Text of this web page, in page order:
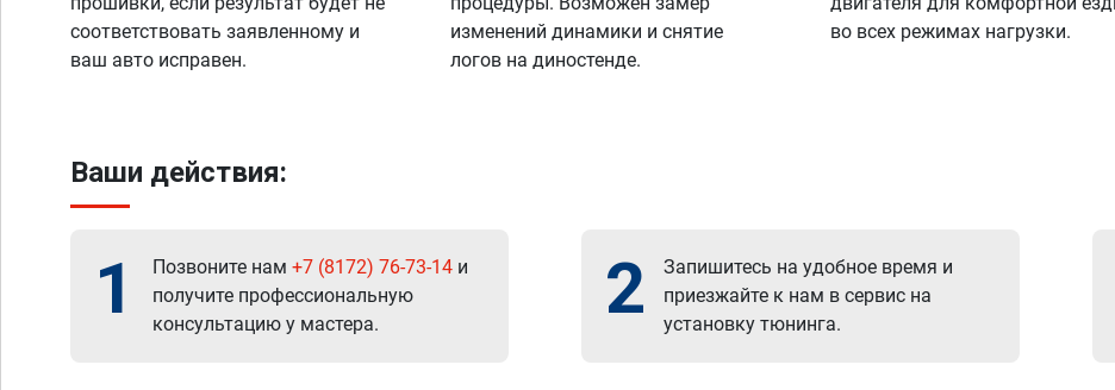
соответствовать заявленному и
ваш авто исправен.
изменений динамики и снятие
логов на диностенде.
во всех режимах нагрузки.
Ваши действия:
1 Позвоните нам +7 (8172) 76-73-14 и
получите профессиональную
консультацию у мастера.
2
Запишитесь на удобное время и
приезжайте к нам в сервис на
установку тюнинга.